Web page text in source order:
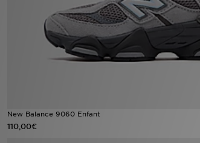
New Balance 9060 Enfant
110,00€